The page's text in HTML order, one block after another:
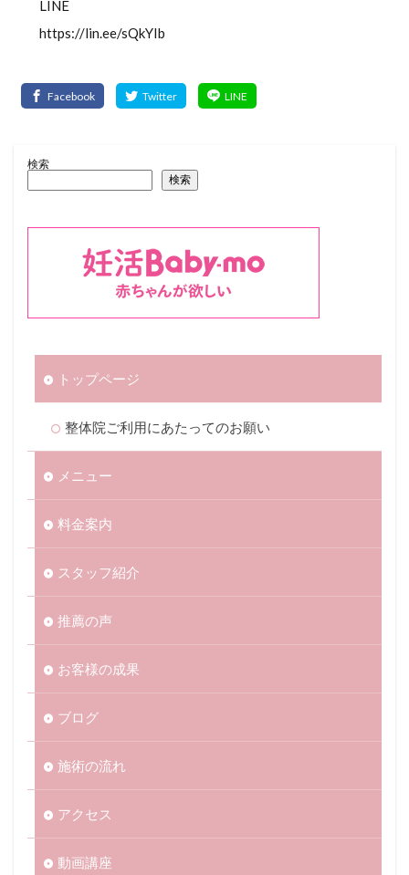
LINE
https://lin.ee/sQkYIb
検索
検索
トップページ
整体院ご利用にあたってのお願い
メニュー
料金案内
スタッフ紹介
推薦の声
お客様の成果
ブログ
施術の流れ
アクセス
動画講座